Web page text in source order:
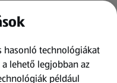
hasonló technológiákat
lehető legjobban az
például